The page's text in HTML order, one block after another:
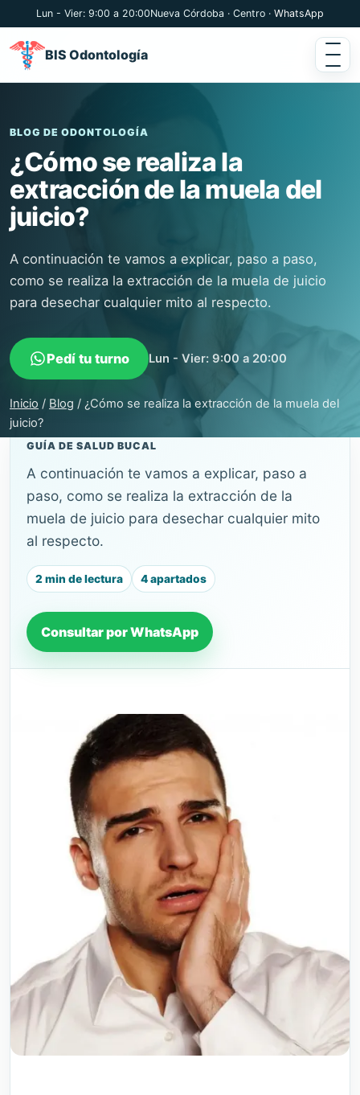
Lun - Vier: 9:00 a 20:00Nueva Córdoba · Centro · WhatsApp
BIS Odontología
BLOG DE ODONTOLOGÍA
¿Cómo se realiza la
extracción de la muela del
juicio?
A continuación te vamos a explicar, paso a paso,
como se realiza la extracción de la muela de juicio
para desechar cualquier mito al respecto.
Pedí tu turno Lun - Vier: 9:00 a 20:00
Inicio / Blog / ¿Cómo se realiza la extracción de la muela del
juicio?
GUÍA DE SALUD BUCAL
A continuación te vamos a explicar, paso a
paso, como se realiza la extracción de la
muela de juicio para desechar cualquier mito
al respecto.
2 min de lectura 4 apartados
Consultar por WhatsApp